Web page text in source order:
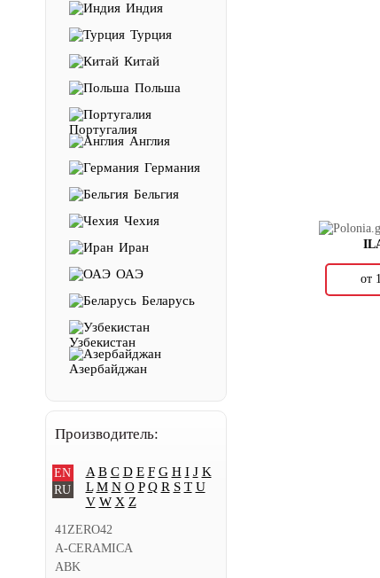
Индия
Турция
Китай
Польша
Португалия
Англия
Германия
Бельгия
Чехия
Иран
ОАЭ
Беларусь
Узбекистан
Азербайджан
Производитель:
EN
RU
A B C D E F G H I J K
L M N O P Q R S T U
V W X Z
41ZERO42
A-CERAMICA
ABK
от